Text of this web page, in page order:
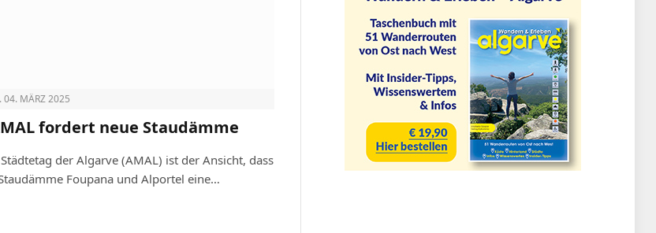
04. MÄRZ 2025
fordert neue Staudämme
der Algarve (AMAL) ist der Ansicht, dass
Foupana und Alportel eine…